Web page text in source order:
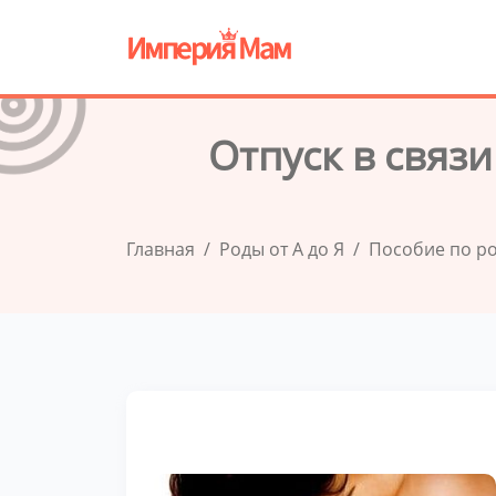
Отпуск в
Главная Роды от А до Я Пособие по